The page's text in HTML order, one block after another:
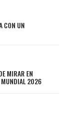
CON UN
MIRAR EN
MUNDIAL 2026